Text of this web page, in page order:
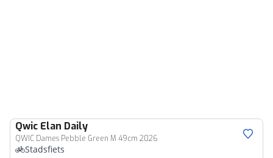
Qwic Elan Daily
QWIC Dames Pebble Green M 49cm 2026
Stadsfiets